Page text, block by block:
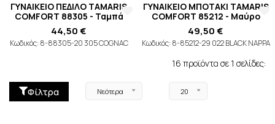
ΓΥΝΑΙΚΕΙΟ ΠΕΔΙΛΟ TAMARIS
COMFORT 88305 - Ταμπά
44,50 €
Κωδικός: 8-88305-20 305 COGNAC
ΓΥΝΑΙΚΕΙΟ ΜΠΟΤΑΚΙ TAMARIS
COMFORT 85212 - Μαύρο
49,50 €
Κωδικός: 8-85212-29 022 BLACK NAPPA
16 προϊόντα σε 1 σελίδες:
Φίλτρα Νεότερα 20